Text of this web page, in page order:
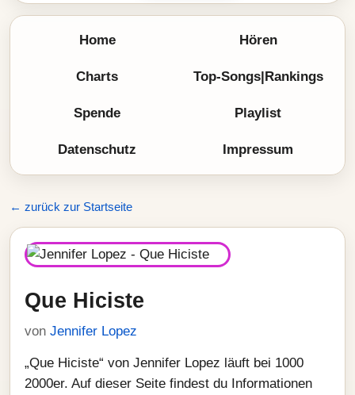
Home Hören
Charts Top-Songs|Rankings
Spende Playlist
Datenschutz Impressum
← zurück zur Startseite
Que Hiciste
von Jennifer Lopez
„Que Hiciste“ von Jennifer Lopez läuft bei 1000
2000er. Auf dieser Seite findest du Informationen